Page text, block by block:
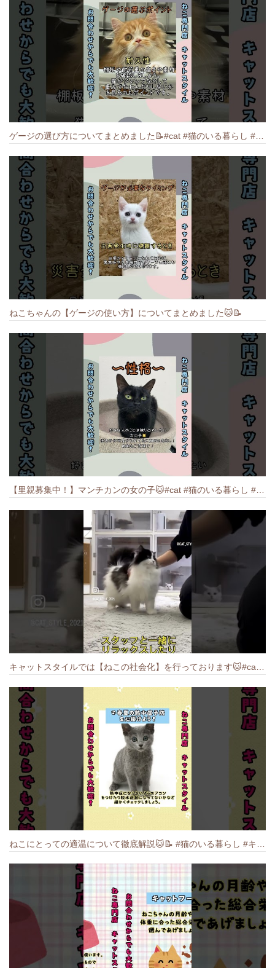
ゲージの選び方についてまとめました️📝#cat #猫のいる暮らし #ねこ #キャット #munchkin
ねこちゃんの【ゲージの使い方】についてまとめました️🐱📝